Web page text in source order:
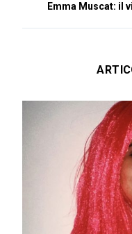
Emma Muscat: il